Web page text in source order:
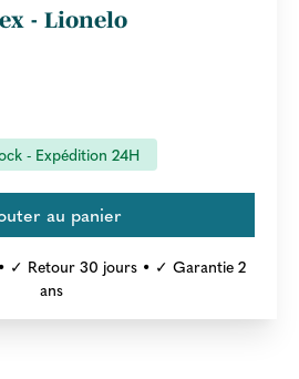
- Lionelo
- Expédition 24H
✓ Retour 30 jours • ✓ Garantie 2
ans